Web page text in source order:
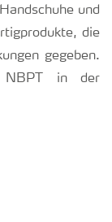
und
die
gegeben.
NBPT in der